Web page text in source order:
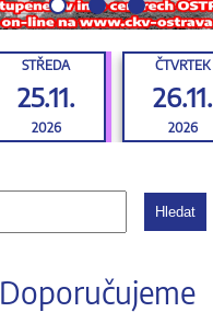
STŘEDA
25.11.
2026
ČTVRTEK
26.11.
2026
Hledat
Doporučujeme